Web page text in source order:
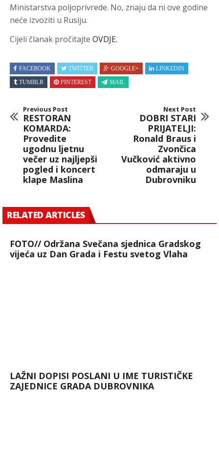
Ministarstva poljoprivrede. No, znaju da ni ove godine
neće izvoziti u Rusiju.
Cijeli članak pročitajte OVDJE.
FACEBOOK TWITTER GOOGLE+
LINKEDIN
TUMBLR
PINTEREST MAIL
Previous Post
RESTORAN
KOMARDA:
Provedite
ugodnu ljetnu
večer uz najljepši
pogled i koncert
klape Maslina
Next Post
DOBRI STARI
PRIJATELJI:
Ronald Braus i
Zvončica
Vučković aktivno
odmaraju u
Dubrovniku
RELATED ARTICLES
FOTO// Održana Svečana sjednica Gradskog
vijeća uz Dan Grada i Festu svetog Vlaha
LAŽNI DOPISI POSLANI U IME TURISTIČKE
ZAJEDNICE GRADA DUBROVNIKA